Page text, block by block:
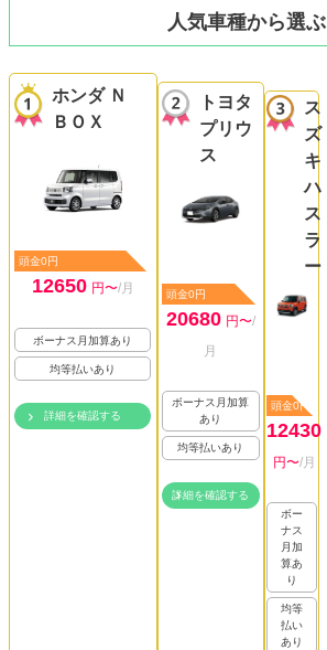
人気車種から選ぶ
ホンダ Ｎ
ＢＯＸ
頭金0円
12650 円〜/月
ボーナス月加算あり
均等払いあり
詳細を確認する
トヨタ
プリウ
ス
頭金0円
20680 円〜/
月
ボーナス月加算
あり
均等払いあり
詳細を確認する
ス
ズ
キ
ハ
ス
ラ
ー
頭金0円
12430
円〜/月
ボー
ナス
月加
算あ
り
均等
払い
あり